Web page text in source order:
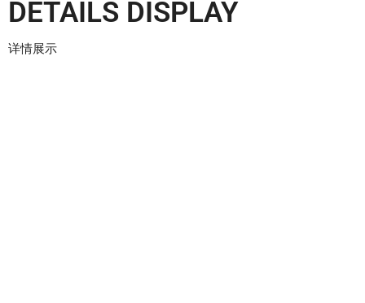
DETAILS DISPLAY
详情展示